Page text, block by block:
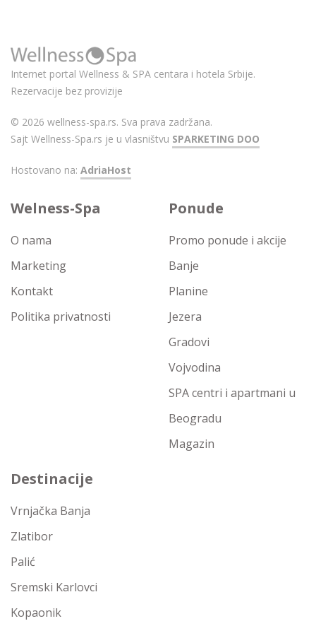
Internet portal Wellness & SPA centara i hotela Srbije.
Rezervacije bez provizije
© 2026 wellness-spa.rs. Sva prava zadržana.
Sajt Wellness-Spa.rs je u vlasništvu SPARKETING DOO
Hostovano na: AdriaHost
Welness-Spa
O nama
Marketing
Kontakt
Politika privatnosti
Ponude
Promo ponude i akcije
Banje
Planine
Jezera
Gradovi
Vojvodina
SPA centri i apartmani u
Beogradu
Magazin
Destinacije
Vrnjačka Banja
Zlatibor
Palić
Sremski Karlovci
Kopaonik